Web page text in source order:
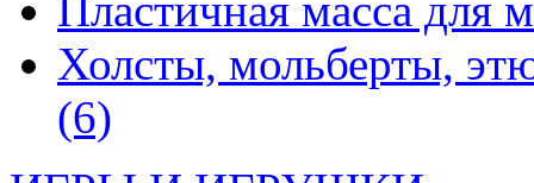
Холсты, мольберты,
(6)